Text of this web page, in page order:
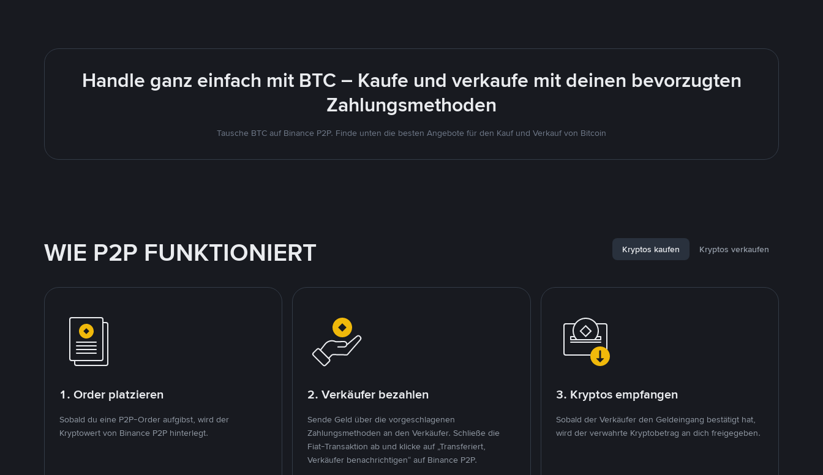
Handle ganz einfach mit BTC – Kaufe und verkaufe mit deinen bevorzugten
Zahlungsmethoden
Tausche BTC auf Binance P2P. Finde unten die besten Angebote für den Kauf und Verkauf von Bitcoin
WIE P2P FUNKTIONIERT Kryptos kaufen Kryptos verkaufen
1. Order platzieren
Sobald du eine P2P-Order aufgibst, wird der
Kryptowert von Binance P2P hinterlegt.
2. Verkäufer bezahlen
Sende Geld über die vorgeschlagenen
Zahlungsmethoden an den Verkäufer. Schließe die
Fiat-Transaktion ab und klicke auf „Transferiert,
Verkäufer benachrichtigen“ auf Binance P2P.
3. Kryptos empfangen
Sobald der Verkäufer den Geldeingang bestätigt hat,
wird der verwahrte Kryptobetrag an dich freigegeben.